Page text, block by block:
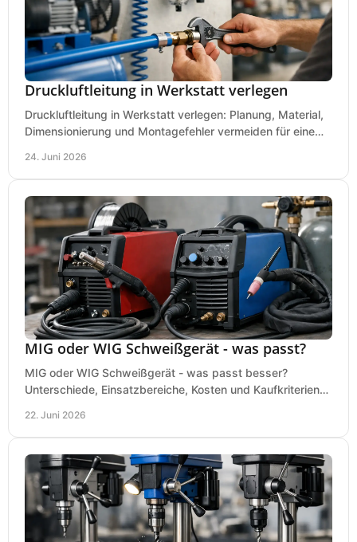
Druckluftleitung in Werkstatt verlegen
Druckluftleitung in Werkstatt verlegen: Planung, Material,
Dimensionierung und Montagefehler vermeiden für eine
24. Juni 2026
MIG oder WIG Schweißgerät - was passt?
MIG oder WIG Schweißgerät - was passt besser?
Unterschiede, Einsatzbereiche, Kosten und Kaufkriterien
22. Juni 2026